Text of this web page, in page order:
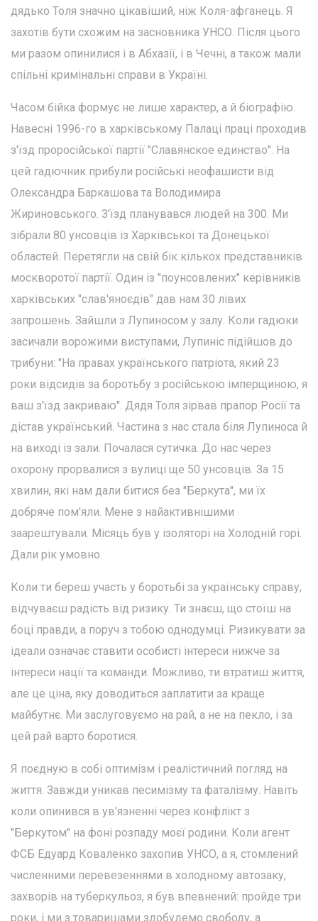
дядько Толя значно цікавіший, ніж Коля-афганець. Я
захотів бути схожим на засновника УНСО. Після цього
ми разом опинилися і в Абхазії, і в Чечні, а також мали
спільні кримінальні справи в Україні.
Часом бійка формує не лише характер, а й біографію.
Навесні 1996-го в харківському Палаці праці проходив
з'їзд проросійської партії "Славянское единство". На
цей гадючник прибули російські неофашисти від
Олександра Баркашова та Володимира
Жириновського. З'їзд планувався людей на 300. Ми
зібрали 80 унсовців із Харківської та Донецької
областей. Перетягли на свій бік кількох представників
москворотої партії. Один із "поунсовлених" керівників
харківських "слав'яноєдів" дав нам 30 лівих
запрошень. Зайшли з Лупиносом у залу. Коли гадюки
засичали ворожими виступами, Лупиніс підійшов до
трибуни: "На правах українського патріота, який 23
роки відсидів за боротьбу з російською імперщиною, я
ваш з'їзд закриваю". Дядя Толя зірвав прапор Росії та
дістав український. Частина з нас стала біля Лупиноса й
на виході із зали. Почалася сутичка. До нас через
охорону прорвалися з вулиці ще 50 унсовців. За 15
хвилин, які нам дали битися без "Беркута", ми їх
добряче пом'яли. Мене з найактивнішими
заарештували. Місяць був у ізоляторі на Холодній горі.
Дали рік умовно.
Коли ти береш участь у боротьбі за українську справу,
відчуваєш радість від ризику. Ти знаєш, що стоїш на
боці правди, а поруч з тобою однодумці. Ризикувати за
ідеали означає ставити особисті інтереси нижче за
інтереси нації та команди. Можливо, ти втратиш життя,
але це ціна, яку доводиться заплатити за краще
майбутнє. Ми заслуговуємо на рай, а не на пекло, і за
цей рай варто боротися.
Я поєдную в собі оптимізм і реалістичний погляд на
життя. Завжди уникав песимізму та фаталізму. Навіть
коли опинився в ув'язненні через конфлікт з
"Беркутом" на фоні розпаду моєї родини. Коли агент
ФСБ Едуард Коваленко захопив УНСО, а я, стомлений
численними перевезеннями в холодному автозаку,
захворів на туберкульоз, я був впевнений: пройде три
роки, і ми з товаришами здобудемо свободу, а